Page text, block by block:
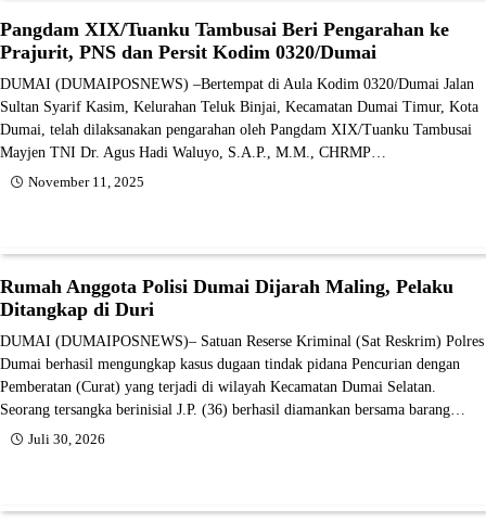
Pangdam XIX/Tuanku Tambusai Beri Pengarahan ke
Prajurit, PNS dan Persit Kodim 0320/Dumai
DUMAI (DUMAIPOSNEWS) –Bertempat di Aula Kodim 0320/Dumai Jalan
Sultan Syarif Kasim, Kelurahan Teluk Binjai, Kecamatan Dumai Timur, Kota
Dumai, telah dilaksanakan pengarahan oleh Pangdam XIX/Tuanku Tambusai
Mayjen TNI Dr. Agus Hadi Waluyo, S.A.P., M.M., CHRMP…
November 11, 2025
Rumah Anggota Polisi Dumai Dijarah Maling, Pelaku
Ditangkap di Duri
DUMAI (DUMAIPOSNEWS)– Satuan Reserse Kriminal (Sat Reskrim) Polres
Dumai berhasil mengungkap kasus dugaan tindak pidana Pencurian dengan
Pemberatan (Curat) yang terjadi di wilayah Kecamatan Dumai Selatan.
Seorang tersangka berinisial J.P. (36) berhasil diamankan bersama barang…
Juli 30, 2026